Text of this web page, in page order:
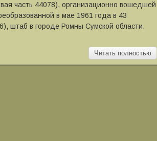
часть 44078), организационно вошедшей
в мае 1961 года в 43
штаб в городе Ромны Сумской области.
Читать полностью